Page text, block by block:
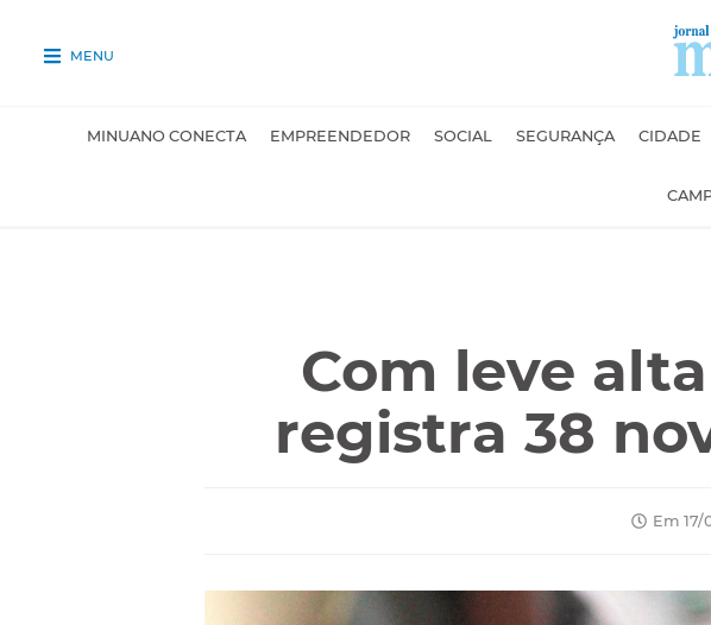
MENU
MINUANO CONECTA EMPREENDEDOR SOCIAL SEGURANÇA CIDADE
Com leve
registra 38
Em 17/